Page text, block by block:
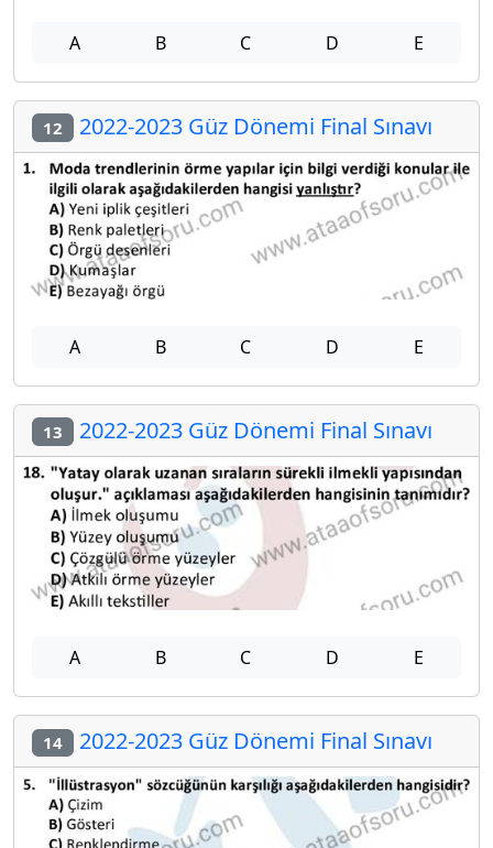
A B C D E
12 2022-2023 Güz Dönemi Final Sınavı
A B C D E
13 2022-2023 Güz Dönemi Final Sınavı
A B C D E
14 2022-2023 Güz Dönemi Final Sınavı